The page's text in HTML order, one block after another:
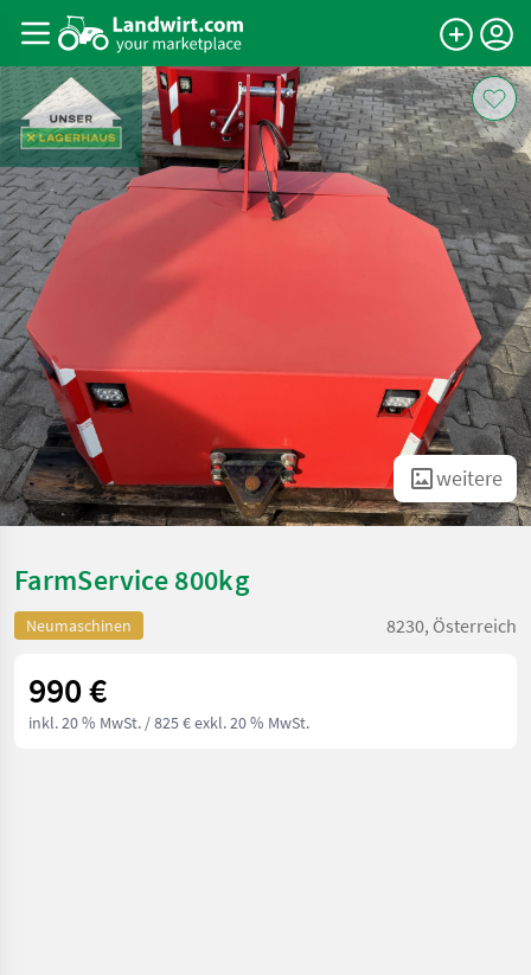
weitere
FarmService 800kg
Neumaschinen 8230, Österreich
990 €
inkl. 20 % MwSt. / 825 € exkl. 20 % MwSt.